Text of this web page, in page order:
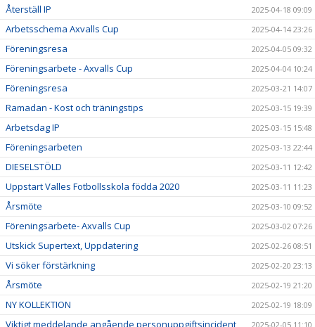
Återställ IP 2025-04-18 09:09
Arbetsschema Axvalls Cup 2025-04-14 23:26
Föreningsresa 2025-04-05 09:32
Föreningsarbete - Axvalls Cup 2025-04-04 10:24
Föreningsresa 2025-03-21 14:07
Ramadan - Kost och träningstips 2025-03-15 19:39
Arbetsdag IP 2025-03-15 15:48
Föreningsarbeten 2025-03-13 22:44
DIESELSTÖLD 2025-03-11 12:42
Uppstart Valles Fotbollsskola födda 2020 2025-03-11 11:23
Årsmöte 2025-03-10 09:52
Föreningsarbete- Axvalls Cup 2025-03-02 07:26
Utskick Supertext, Uppdatering 2025-02-26 08:51
Vi söker förstärkning 2025-02-20 23:13
Årsmöte 2025-02-19 21:20
NY KOLLEKTION 2025-02-19 18:09
Viktigt meddelande angående personuppgiftsincident 2025-02-05 11:10